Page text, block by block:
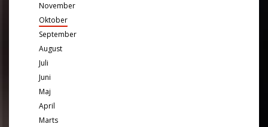
November
Oktober
September
August
Juli
Juni
Maj
April
Marts